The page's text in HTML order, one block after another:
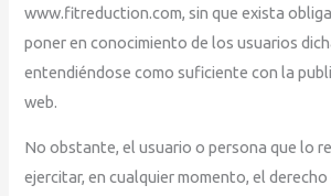
www.fitreduction.com, sin que exista
poner en conocimiento de los usuarios
entendiéndose como suficiente con la
web.
No obstante, el usuario o persona que lo
ejercitar, en cualquier momento, el derecho